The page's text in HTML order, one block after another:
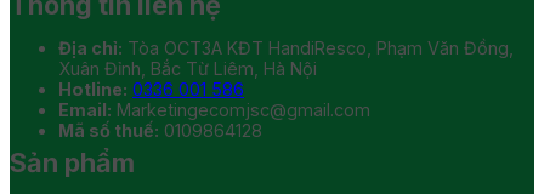
Địa chỉ: Tòa OCT3A KĐT HandiResco, Phạm Văn Đồng,
Xuân Đỉnh, Bắc Từ Liêm, Hà Nội
Hotline: 0336 001 586
Email: Marketingecomjsc@gmail.com
Mã số thuế: 0109864128
Sản phẩm